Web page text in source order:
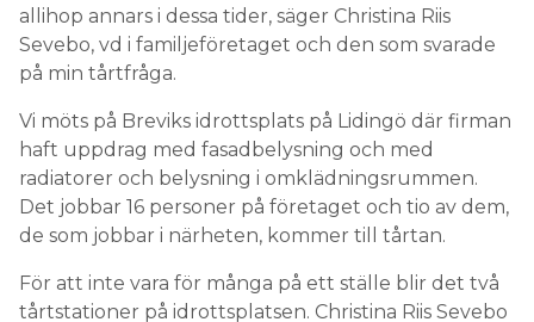
allihop annars i dessa tider, säger Christina Riis
Sevebo, vd i familjeföretaget och den som svarade
på min tårtfråga.
Vi möts på Breviks idrottsplats på Lidingö där firman
haft uppdrag med fasadbelysning och med
radiatorer och belysning i omklädningsrummen.
Det jobbar 16 personer på företaget och tio av dem,
de som jobbar i närheten, kommer till tårtan.
För att inte vara för många på ett ställe blir det två
tårtstationer på idrottsplatsen. Christina Riis Sevebo